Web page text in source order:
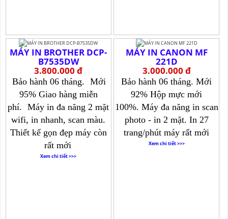
MÁY IN BROTHER DCP-
B7535DW
3.800.000 đ
Bảo hành 06 tháng.
Mới
95% Giao hàng miễn
phí.
Máy in đa năng 2 mặt
wifi, in nhanh, scan màu.
Thiết kế gọn đẹp máy còn
rất mới
Xem chi tiết >>>
MÁY IN CANON MF
221D
3.000.000 đ
Bảo hành 06 tháng.Mới
92% Hộp mực mới
100%. Máy đa năng in scan
photo - in 2 mặt. In 27
trang/phút máy rất mới
Xem chi tiết >>>